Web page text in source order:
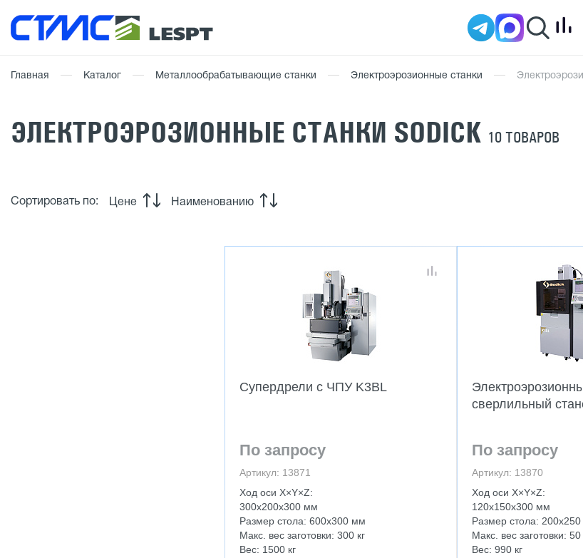
Главная Каталог Металлообрабатывающие станки Электроэрозионные станки
ЭЛЕКТРОЭРОЗИОННЫЕ СТАНКИ SODICK 10 ТОВАРОВ
Сортировать по: Цене Наименованию
Супердрели c ЧПУ K3BL
По запросу
Артикул: 13871
Ход оси X×Y×Z:
300x200x300 мм
Размер стола: 600х300 мм
Макс. вес заготовки: 300 кг
Вес: 1500 кг
сверлильный
По запросу
Артикул: 13870
Ход оси X×Y×Z:
120x150x300 мм
Размер стола:
Макс. вес заготовки: 50
Вес: 990 кг